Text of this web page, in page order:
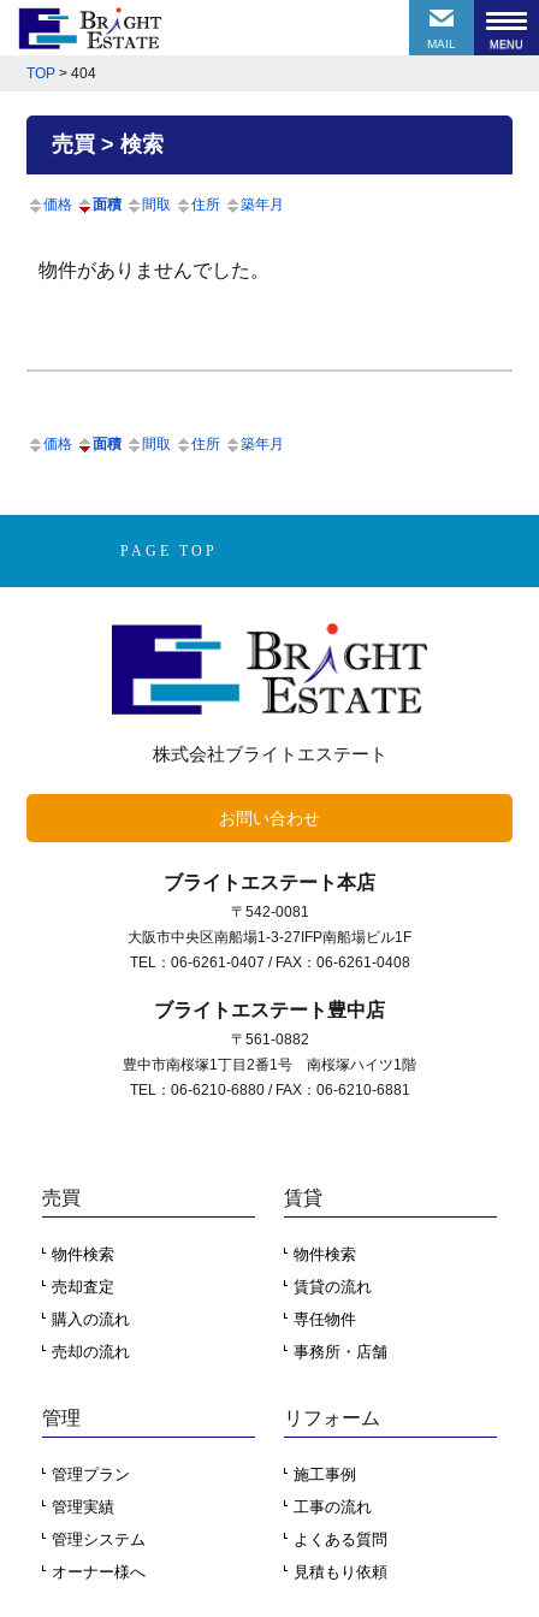
MAIL
TOP >404
売買 > 検索
価格 面積 間取 住所 築年月
物件がありませんでした。
価格 面積 間取 住所 築年月
PAGE TOP
株式会社ブライトエステート
お問い合わせ
ブライトエステート本店
〒542-0081
大阪市中央区南船場1-3-27IFP南船場ビル1F
TEL：06-6261-0407 / FAX：06-6261-0408
ブライトエステート豊中店
〒561-0882
豊中市南桜塚1丁目2番1号 南桜塚ハイツ1階
TEL：06-6210-6880 / FAX：06-6210-6881
売買
物件検索
売却査定
購入の流れ
売却の流れ
賃貸
物件検索
賃貸の流れ
専任物件
事務所・店舗
管理
管理プラン
管理実績
管理システム
オーナー様へ
リフォーム
施工事例
工事の流れ
よくある質問
見積もり依頼